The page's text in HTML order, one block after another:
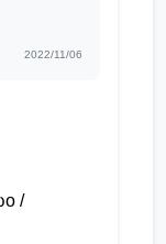
2022/11/06
/